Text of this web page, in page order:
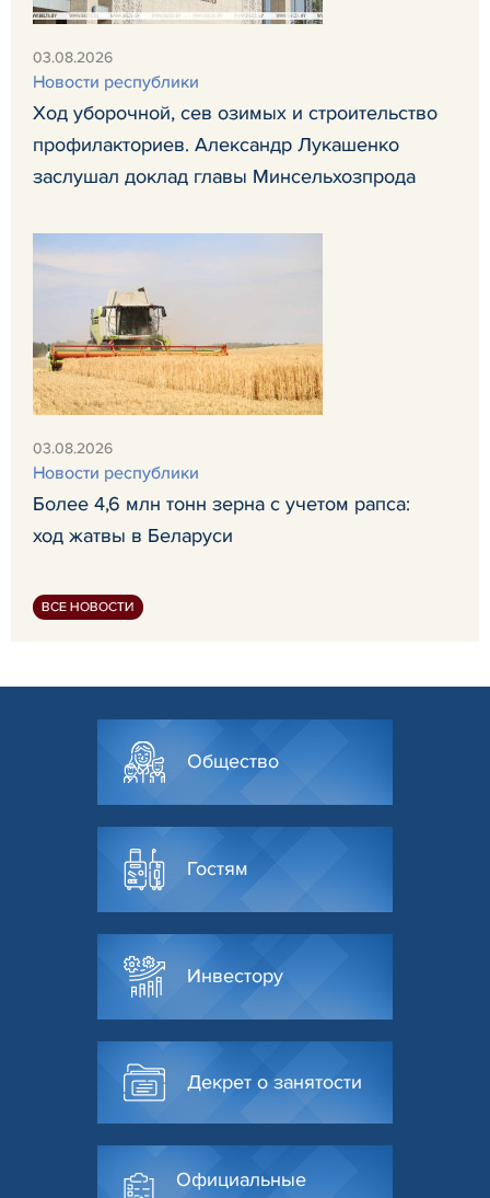
03.08.2026
Новости республики
Ход уборочной, сев озимых и строительство
профилакториев. Александр Лукашенко
заслушал доклад главы Минсельхозпрода
03.08.2026
Новости республики
Более 4,6 млн тонн зерна с учетом рапса:
ход жатвы в Беларуси
ВСЕ НОВОСТИ
Общество
Гостям
Инвестору
Декрет о занятости
Официальные